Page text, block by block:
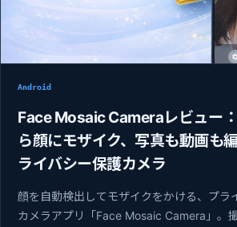
Android
Face Mosaic Cameraレビュー
ら顔にモザイク、写真も動画も
ライバシー保護カメラ
顔を自動検出してモザイクをかける、プラ
カメラアプリ「Face Mosaic Camera」。